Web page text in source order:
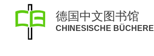
德国中文图书馆
CHINESISCHE BÜCHEREI